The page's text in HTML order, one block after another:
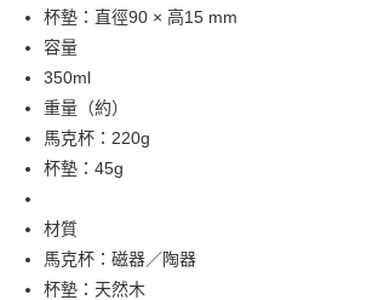
台新國際商業銀行
台灣樂天信用卡公司
Google Pay
運送方式
全家取貨付款
每筆NT$65，滿NT$999(含以上)免運費
付款後全家取貨
每筆NT$65，滿NT$999(含以上)免運費
杯墊：直徑90 × 高15 mm
容量
350ml
重量（約）
馬克杯：220g
杯墊：45g
材質
馬克杯：磁器／陶器
杯墊：天然木